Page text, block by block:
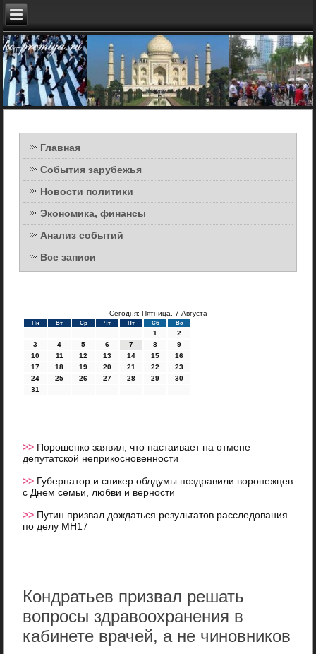
Главная
События зарубежья
Новости политики
Экономика, финансы
Анализ событий
Все записи
Сегодня: Пятница, 7 Августа
Пн Вт Ср Чт Пт Сб Вс
1
2
3
4 5 6 7 8
9
10
11 12 13 14 15
16
17
18 19 20 21 22
23
24
25 26 27 28 29
30
31
>> Порошенко заявил, что настаивает на отмене
депутатской неприкосновенности
>> Губернатор и спикер облдумы поздравили воронежцев
с Днем семьи, любви и верности
>> Путин призвал дождаться результатов расследования
по делу MH17
Кондратьев призвал решать
вопросы здравоохранения в
кабинете врачей, а не чиновников